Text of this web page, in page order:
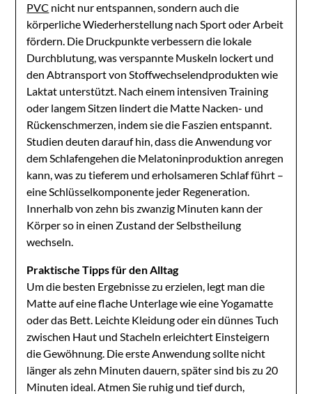
PVC nicht nur entspannen, sondern auch die
körperliche Wiederherstellung nach Sport oder Arbeit
fördern. Die Druckpunkte verbessern die lokale
Durchblutung, was verspannte Muskeln lockert und
den Abtransport von Stoffwechselendprodukten wie
Laktat unterstützt. Nach einem intensiven Training
oder langem Sitzen lindert die Matte Nacken- und
Rückenschmerzen, indem sie die Faszien entspannt.
Studien deuten darauf hin, dass die Anwendung vor
dem Schlafengehen die Melatoninproduktion anregen
kann, was zu tieferem und erholsameren Schlaf führt –
eine Schlüsselkomponente jeder Regeneration.
Innerhalb von zehn bis zwanzig Minuten kann der
Körper so in einen Zustand der Selbstheilung
wechseln.
Praktische Tipps für den Alltag
Um die besten Ergebnisse zu erzielen, legt man die
Matte auf eine flache Unterlage wie eine Yogamatte
oder das Bett. Leichte Kleidung oder ein dünnes Tuch
zwischen Haut und Stacheln erleichtert Einsteigern
die Gewöhnung. Die erste Anwendung sollte nicht
länger als zehn Minuten dauern, später sind bis zu 20
Minuten ideal. Atmen Sie ruhig und tief durch,